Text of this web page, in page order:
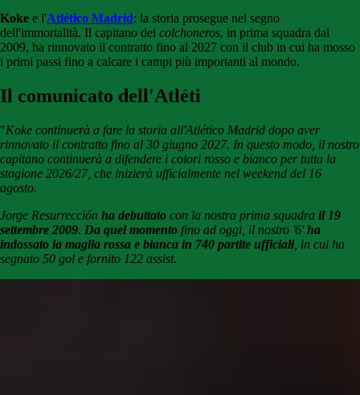
Koke e l'Atlético Madrid: la storia prosegue nel segno
dell'immortalità. Il capitano dei colchoneros, in prima squadra dal
2009, ha rinnovato il contratto fino al 2027 con il club in cui ha mosso
i primi passi fino a calcare i campi più importanti al mondo.
Il comunicato dell'Atléti
"Koke continuerà a fare la storia all'Atlético Madrid dopo aver
rinnovato il contratto fino al 30 giugno 2027. In questo modo, il nostro
capitano continuerà a difendere i colori rosso e bianco per tutta la
stagione 2026/27, che inizierà ufficialmente nel weekend del 16
agosto.
Jorge Resurrección ha debuttato con la nostra prima squadra il 19
settembre 2009. Da quel momento fino ad oggi, il nostro '6'ha
indossato la maglia rossa e bianca in 740 partite ufficiali, in cui ha
segnato 50 gol e fornito 122 assist.